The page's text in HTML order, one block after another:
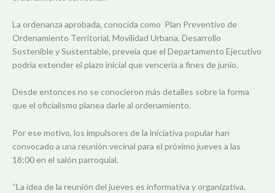
La ordenanza aprobada, conocida como Plan Preventivo de
Ordenamiento Territorial, Movilidad Urbana, Desarrollo
Sostenible y Sustentable, preveía que el Departamento Ejecutivo
podría extender el plazo inicial que vencería a fines de junio.
Desde entonces no se conocieron más detalles sobre la forma
que el oficialismo planea darle al ordenamiento.
Por ese motivo, los impulsores de la iniciativa popular han
convocado a una reunión vecinal para el próximo jueves a las
18:00 en el salón parroquial.
“La idea de la reunión del jueves es informativa y organizativa.